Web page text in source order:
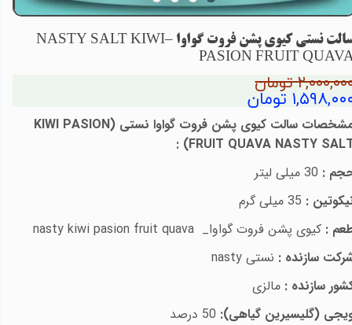
سالت نستی کیوی پشن فروت گواوا –NASTY SALT KIWI
PASION FRUIT
تومان
تومان
سالت کیوی پشن فروت گواوا نستی (KIWI PASION
FRUIT QUAVA NASTY
)
:
:
:
: کیوی پشن فروت گواوا_ nasty kiwi pasion fruit quava
سازنده : نستی nasty
سازنده : مالزی
(گلیسیرین گیاهی):